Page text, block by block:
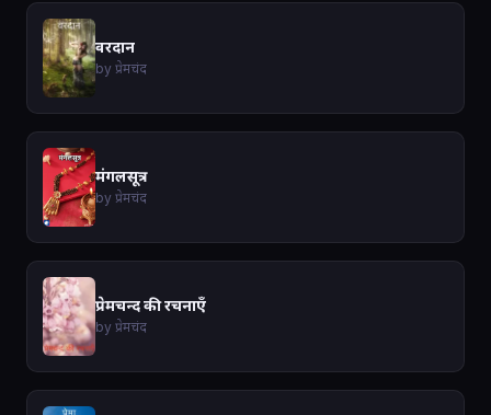
वरदान
by प्रेमचंद
मंगलसूत्र
by प्रेमचंद
प्रेमचन्द की रचनाएँ
by प्रेमचंद